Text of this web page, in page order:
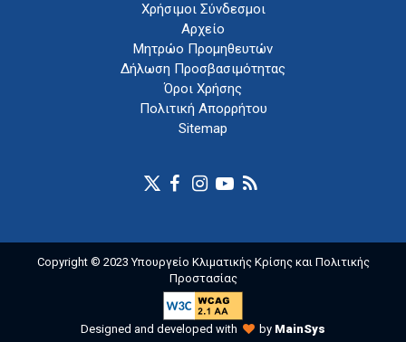
Χρήσιμοι Σύνδεσμοι
Αρχείο
Μητρώο Προμηθευτών
Δήλωση Προσβασιμότητας
Όροι Χρήσης
Πολιτική Απορρήτου
Sitemap
Copyright © 2023 Υπουργείο Κλιματικής Κρίσης και Πολιτικής
Προστασίας
Designed and developed with by MainSys